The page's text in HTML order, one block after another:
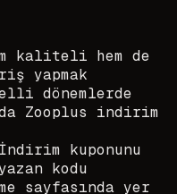
kaliteli hem de
yapmak
dönemlerde
da Zooplus indirim
kuponunu
kodu
sayfasında yer